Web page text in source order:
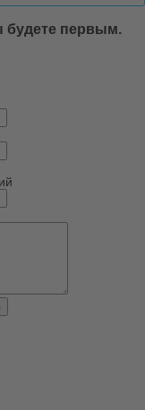
будете первым.